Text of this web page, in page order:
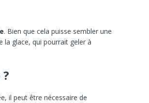
. Bien que cela puisse sembler une
la glace, qui pourrait geler à
il peut être nécessaire de